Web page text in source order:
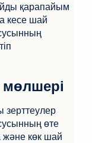
қарапайым
кесе шай
мөлшері
өте
және көк шай